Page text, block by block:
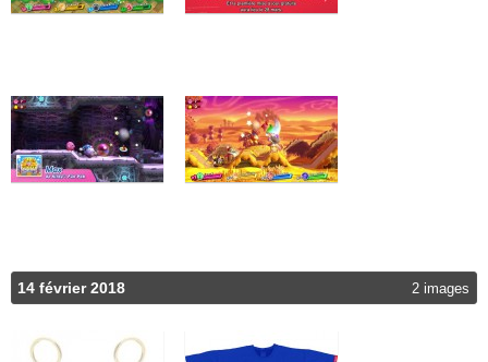
14 février 2018 2 images